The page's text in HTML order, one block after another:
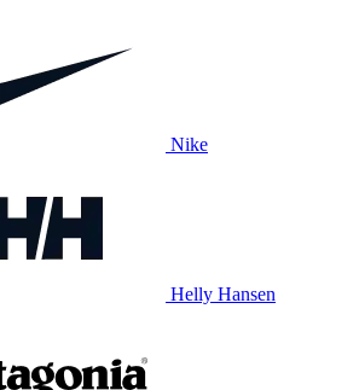
Nike
Helly Hansen